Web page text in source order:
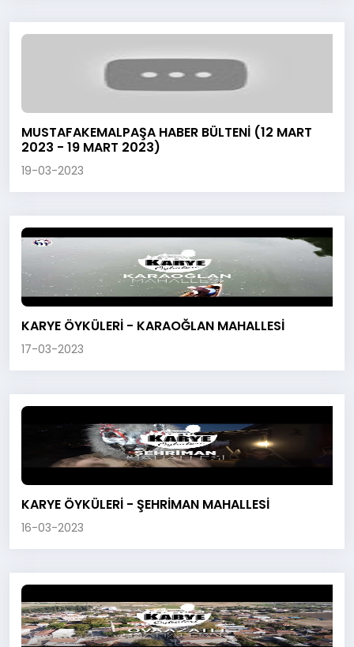
MUSTAFAKEMALPAŞA HABER BÜLTENİ (12 MART
2023 - 19 MART 2023)
19-03-2023
KARYE ÖYKÜLERİ - KARAOĞLAN MAHALLESİ
17-03-2023
KARYE ÖYKÜLERİ - ŞEHRİMAN MAHALLESİ
16-03-2023